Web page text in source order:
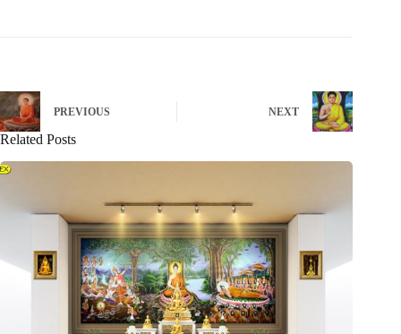
PREVIOUS NEXT
Related Posts